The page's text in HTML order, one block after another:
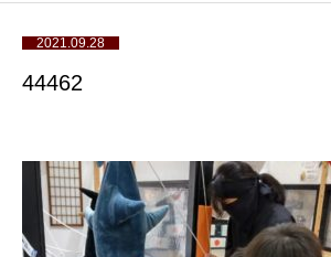
2021.09.28
44462